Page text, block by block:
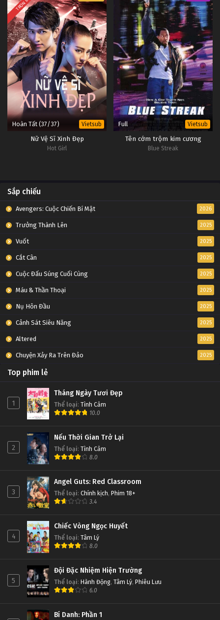
TRỌN BỘ
Hoàn Tất (37/37) Vietsub
Nữ Vệ Sĩ Xinh Đẹp
Hot Girl
Full Vietsub
Tên cớm trộm kim cương
Blue Streak
Sắp chiếu
Avengers: Cuộc Chiến Bí Mật 2026
Trưởng Thành Lên 2025
Vuốt 2025
Cắt Cân 2025
Cuộc Đấu Súng Cuối Cùng 2025
Máu & Thần Thoại 2025
Nụ Hôn Đầu 2025
Cảnh Sát Siêu Năng 2025
Altered 2025
Chuyện Xảy Ra Trên Đảo 2025
Top phim lẻ
1
Tháng Ngày Tươi Đẹp
Thể loại: Tình Cảm
10.0
2
Nếu Thời Gian Trở Lại
Thể loại: Tình Cảm
8.0
3
Angel Guts: Red Classroom
Thể loại: Chính kịch, Phim 18+
3.4
4
Chiếc Vòng Ngọc Huyết
Thể loại: Tâm Lý
8.0
5
Đội Đặc Nhiệm Hiện Trường
Thể loại: Hành Động, Tâm Lý, Phiêu Lưu
6.0
Bí Danh: Phần 1